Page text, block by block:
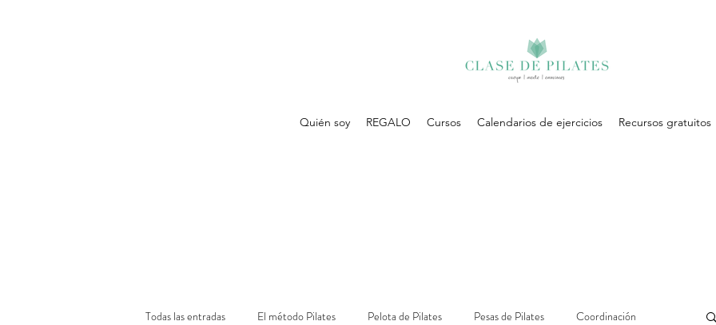
Quién soy REGALO Cursos Calendarios de ejercicios Recursos gratuitos
Todas las entradas El método Pilates Pelota de Pilates Pesas de Pilates Coordinación